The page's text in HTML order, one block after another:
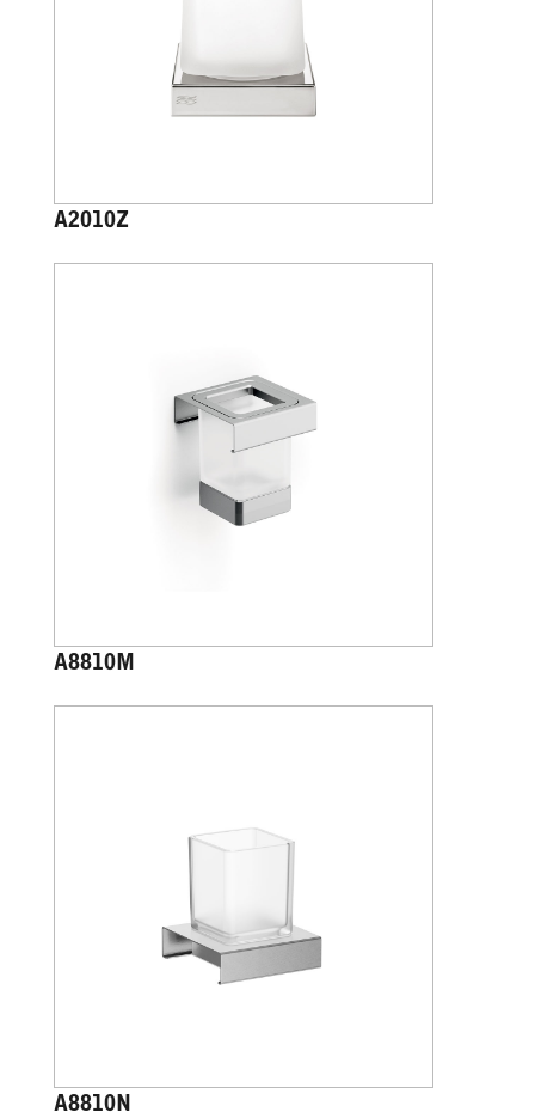
A2010Z
A8810M
A8810N